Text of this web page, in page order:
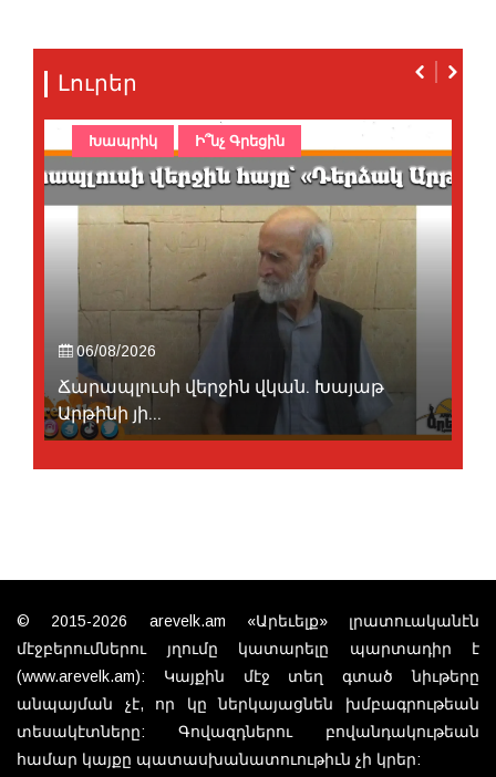
Լուրեր
06/08/2026
Ճարապլուսի վերջին վկան. Խայաթ
Արթինի յի...
Խապրիկ Ի՞նչ Գրեցին
© 2015-2026 arevelk.am «Արեւելք» լրատուականէն
մէջբերումներու յղումը կատարելը պարտադիր է
(www.arevelk.am): Կայքին մէջ տեղ գտած նիւթերը
անպայման չէ, որ կը ներկայացնեն խմբագրութեան
տեսակէտները: Գովազդներու բովանդակութեան
համար կայքը պատասխանատուութիւն չի կրեր: